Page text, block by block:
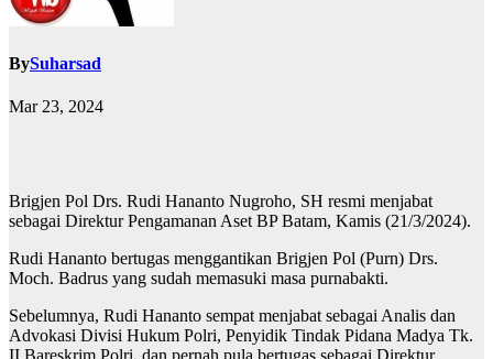
BySuharsad
Mar 23, 2024
Brigjen Pol Drs. Rudi Hananto Nugroho, SH resmi menjabat
sebagai Direktur Pengamanan Aset BP Batam, Kamis (21/3/2024).
Rudi Hananto bertugas menggantikan Brigjen Pol (Purn) Drs.
Moch. Badrus yang sudah memasuki masa purnabakti.
Sebelumnya, Rudi Hananto sempat menjabat sebagai Analis dan
Advokasi Divisi Hukum Polri, Penyidik Tindak Pidana Madya Tk.